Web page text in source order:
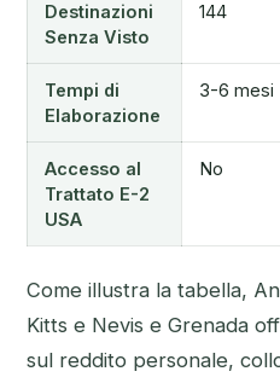
Destinazioni
Senza Visto
144
Tempi di
Elaborazione
3-6 mesi
Accesso al
Trattato E-2
USA
No
Come illustra la tabella,
Kitts e Nevis e Grenada
sul reddito personale,